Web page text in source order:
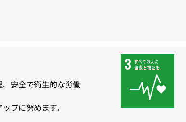
安全で衛生的な労働
プに努めます。